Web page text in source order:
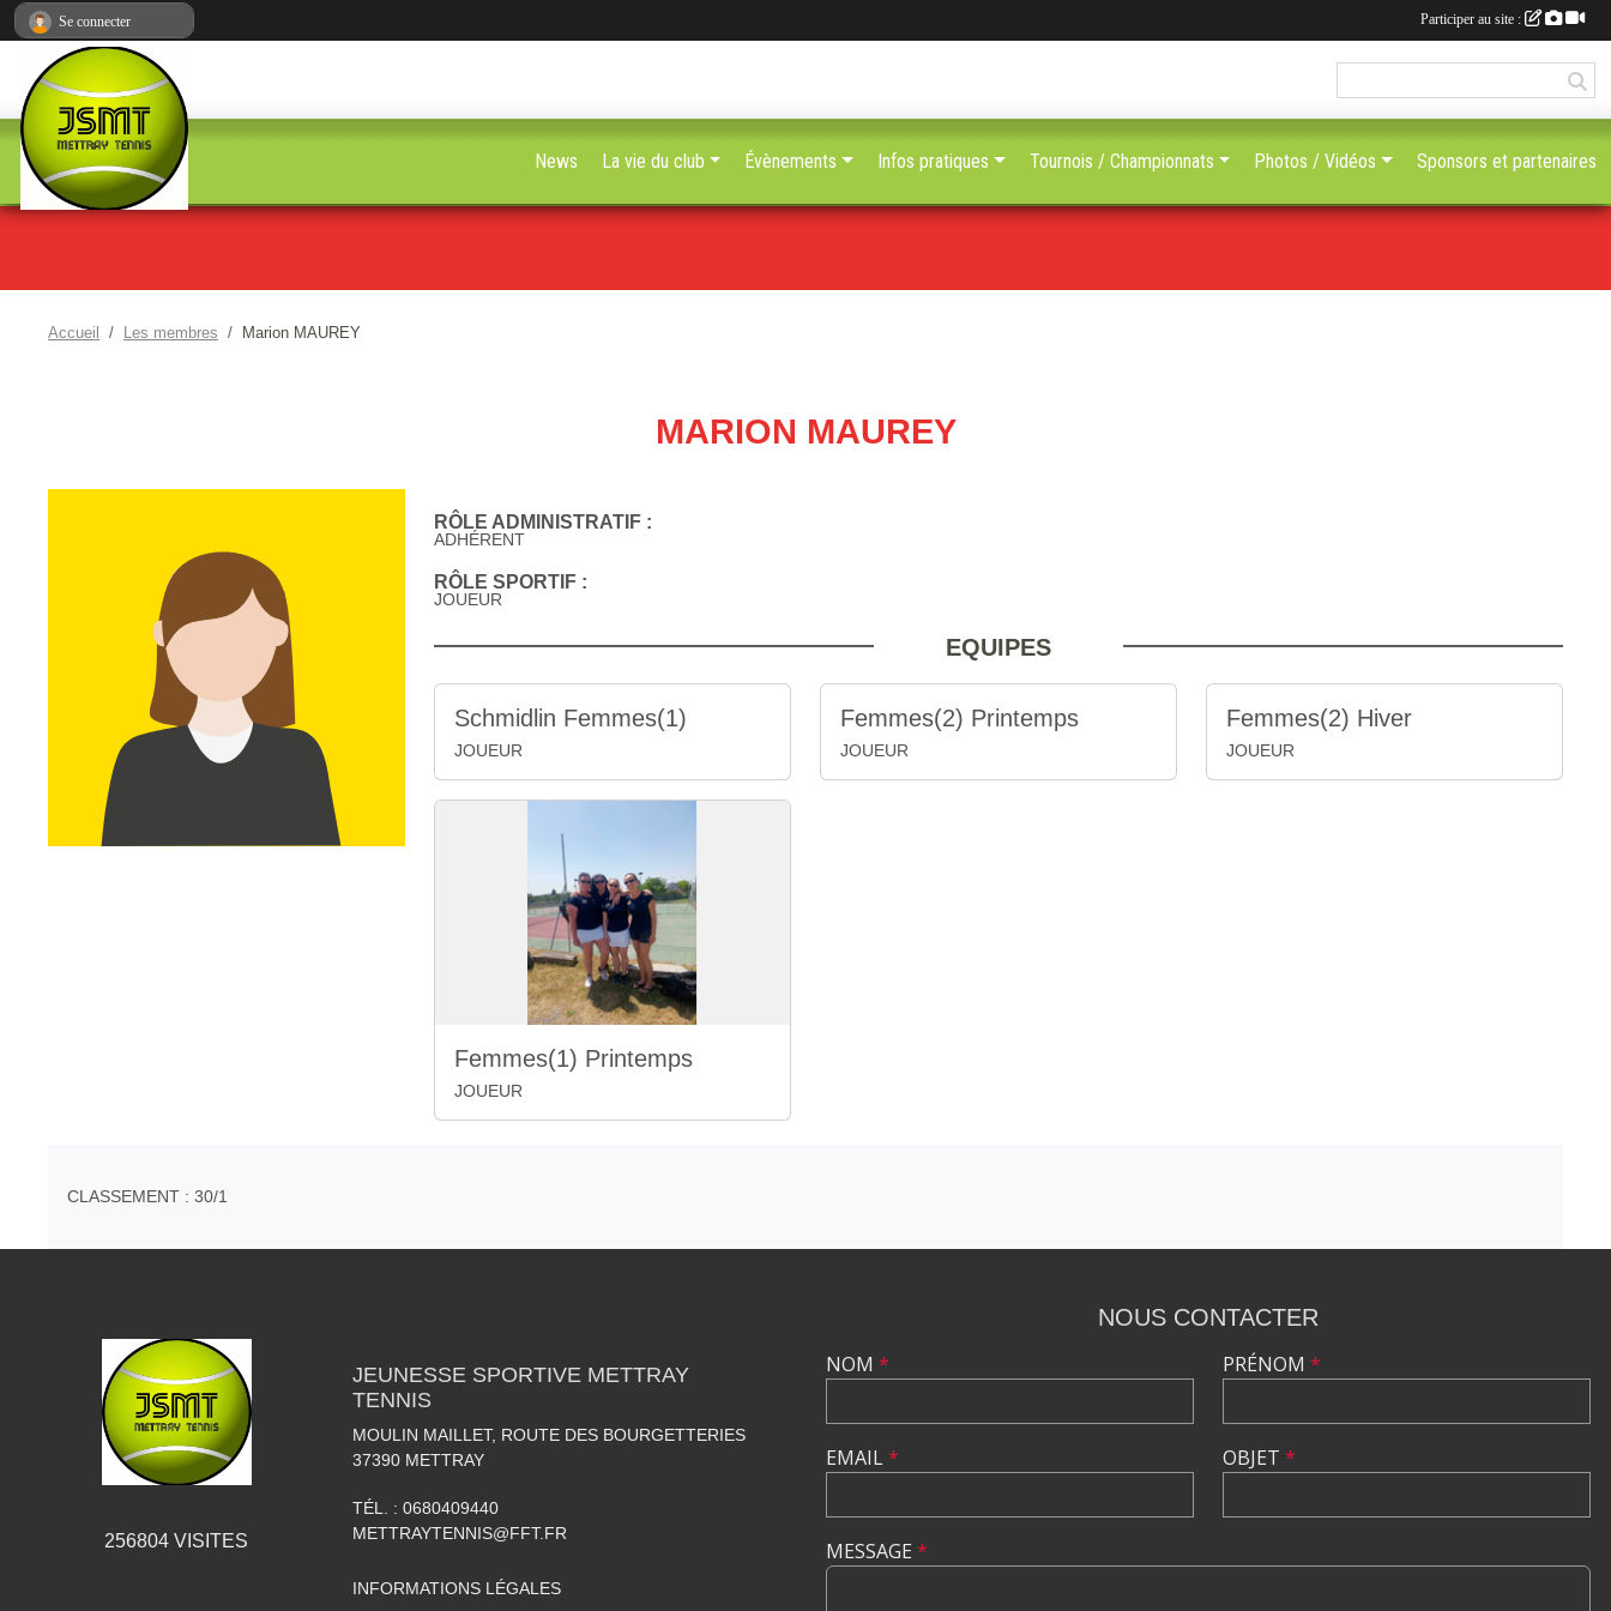
Accueil Les membres Marion MAUREY
MARION MAUREY
RÔLE ADMINISTRATIF :
ADHÉRENT
RÔLE SPORTIF :
JOUEUR
EQUIPES
Schmidlin Femmes(1)
JOUEUR
Femmes(2) Printemps
JOUEUR
Femmes(2) Hiver
JOUEUR
Femmes(1) Printemps
JOUEUR
CLASSEMENT : 30/1
News La vie du club Évènements Infos pratiques Tournois / Championnats Photos / Vidéos Sponsors et partenaires
256804 VISITES
JEUNESSE SPORTIVE METTRAY
TENNIS
MOULIN MAILLET, ROUTE DES BOURGETTERIES
37390 METTRAY
TÉL. : 0680409440
METTRAYTENNIS@FFT.FR
INFORMATIONS LÉGALES
NOUS CONTACTER
NOM *
EMAIL*
PRÉNOM *
OBJET *
MESSAGE *
Se connecter Participer au site :
Panneau de gestion des cookies